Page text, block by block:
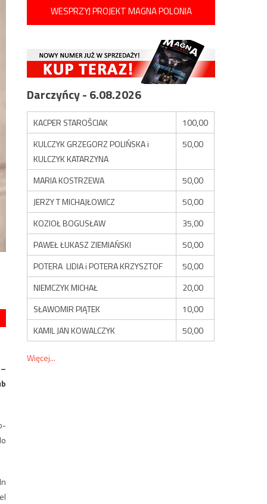
WESPRZYJ PROJEKT MAGNA POLONIA
Darczyńcy - 6.08.2026
KACPER STAROŚCIAK
100,00
KULCZYK GRZEGORZ POLIŃSKA i
KULCZYK KATARZYNA
50,00
MARIA KOSTRZEWA
50,00
JERZY T MICHAJŁOWICZ
50,00
KOZIOŁ BOGUSŁAW
35,00
PAWEŁ ŁUKASZ ZIEMIAŃSKI
50,00
POTERA LIDIA i POTERA KRZYSZTOF
50,00
NIEMCZYK MICHAŁ
20,00
SŁAWOMIR PIĄTEK
10,00
KAMIL JAN KOWALCZYK
50,00
Więcej...